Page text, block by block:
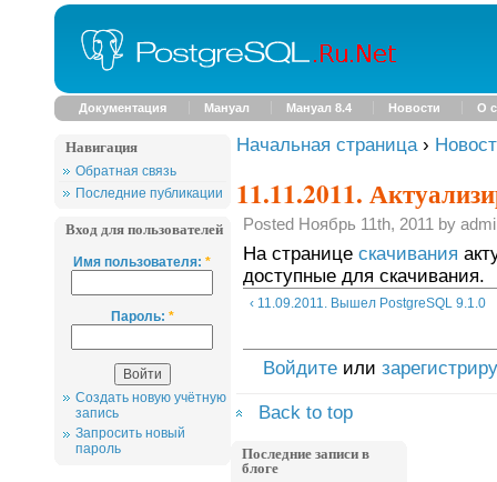
Документация Мануал Мануал 8.4 Новости О
Навигация
Обратная связь
Последние публикации
Вход для пользователей
Имя пользователя:*
Пароль: *
Создать новую учётную
запись
Запросить новый
пароль
Начальная страница›
11.11.2011.
Posted Ноябрь 11th, 2011 by
На странице скачивания
доступные для скачивания.
‹ 11.09.2011. Вышел PostgreSQL 9.1.0
Войдитеили
Back to top
Последние записи в
блоге